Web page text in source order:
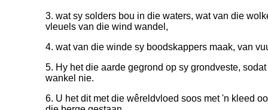
3. wat sy solders bou in die waters, wat van die
vleuels van die wind wandel,
4. wat van die winde sy boodskappers maak, van
5. Hy het die aarde gegrond op sy grondveste,
wankel nie.
6. U het dit met die wêreldvloed soos met 'n kleed